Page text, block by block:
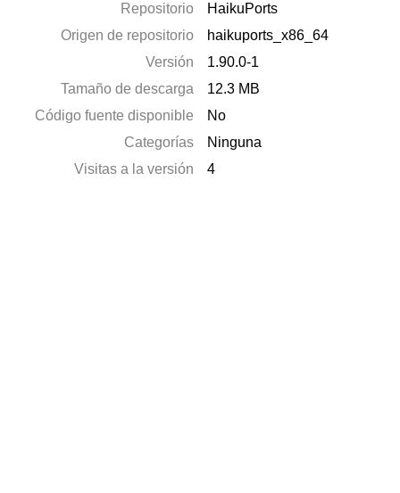
Repositorio
HaikuPorts
Origen de repositorio
haikuports_x86_64
Versión
1.90.0-1
Tamaño de descarga
12.3 MB
Código fuente disponible
No
Categorías
Ninguna
Visitas a la versión
4